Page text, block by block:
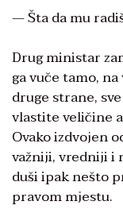
— Šta da mu
Drug ministar
ga vuče tamo,
druge strane,
vlastite veličine
Ovako izdvojen
važniji, vredniji i
duši ipak nešto
pravom mjestu.